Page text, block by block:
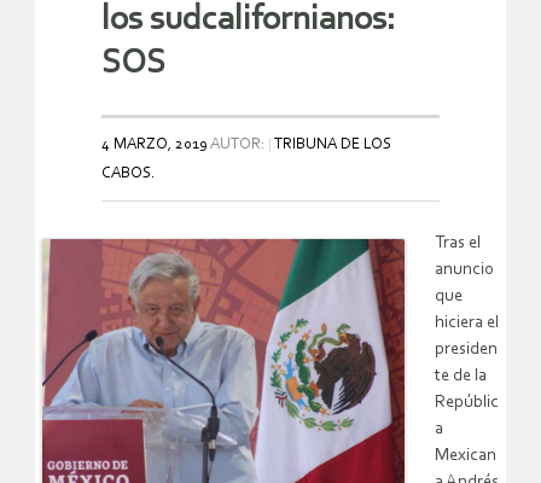
los sudcalifornianos:
SOS
4 MARZO, 2019 AUTOR:
TRIBUNA DE LOS
CABOS.
Tras el
anuncio
que
hiciera el
presiden
te de la
Repúblic
a
Mexican